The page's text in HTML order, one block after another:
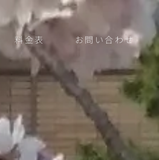
料金表 お問い合わせ